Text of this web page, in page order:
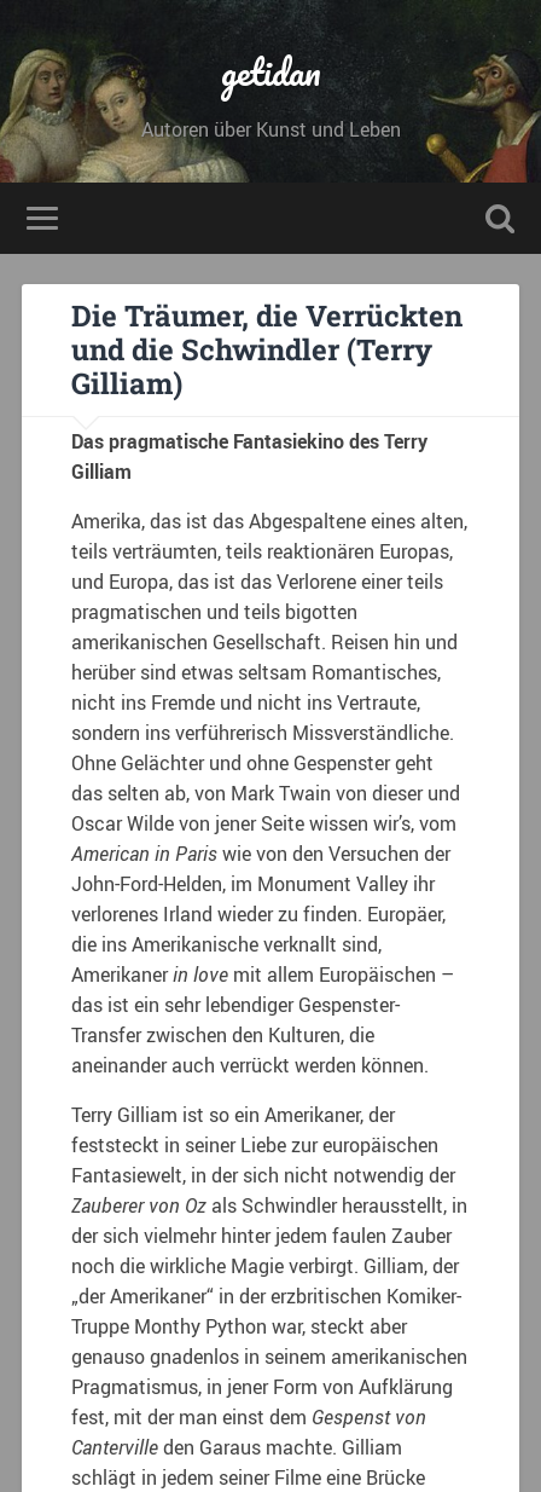
getidan
Autoren über Kunst und Leben
Die Träumer, die Verrückten
und die Schwindler (Terry
Gilliam)
Das pragmatische Fantasiekino des Terry
Gilliam
Amerika, das ist das Abgespaltene eines alten,
teils verträumten, teils reaktionären Europas,
und Europa, das ist das Verlorene einer teils
pragmatischen und teils bigotten
amerikanischen Gesellschaft. Reisen hin und
herüber sind etwas seltsam Romantisches,
nicht ins Fremde und nicht ins Vertraute,
sondern ins verführerisch Missverständliche.
Ohne Gelächter und ohne Gespenster geht
das selten ab, von Mark Twain von dieser und
Oscar Wilde von jener Seite wissen wir’s, vom
American in Pariswie von den Versuchen der
John-Ford-Helden, im Monument Valley ihr
verlorenes Irland wieder zu finden. Europäer,
die ins Amerikanische verknallt sind,
Amerikanerin love mit allem Europäischen –
das ist ein sehr lebendiger Gespenster-
Transfer zwischen den Kulturen, die
aneinander auch verrückt werden können.
Terry Gilliam ist so ein Amerikaner, der
feststeckt in seiner Liebe zur europäischen
Fantasiewelt, in der sich nicht notwendig der
Zauberer von Oz als Schwindler herausstellt, in
der sich vielmehr hinter jedem faulen Zauber
noch die wirkliche Magie verbirgt. Gilliam, der
„der Amerikaner“ in der erzbritischen Komiker-
Truppe Monthy Python war, steckt aber
genauso gnadenlos in seinem amerikanischen
Pragmatismus, in jener Form von Aufklärung
fest, mit der man einst dem Gespenst von
Cantervilleden Garaus machte. Gilliam
schlägt in jedem seiner Filme eine Brücke